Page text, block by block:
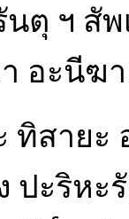
ตุ ฯ สั
อะนีฆ
ทิสายะ
ปะริหะ